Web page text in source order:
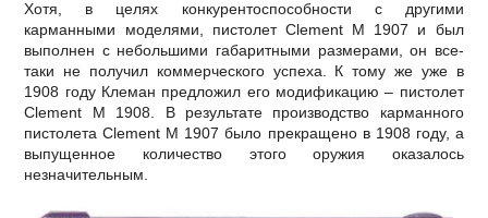
Хотя, в целях конкурентоспособности с другими
карманными моделями, пистолет Clement M 1907 и был
выполнен с небольшими габаритными размерами, он все-
таки не получил коммерческого успеха. К тому же уже в
1908 году Клеман предложил его модификацию – пистолет
Clement M 1908. В результате производство карманного
пистолета Clement M 1907 было прекращено в 1908 году, а
выпущенное количество этого оружия оказалось
незначительным.